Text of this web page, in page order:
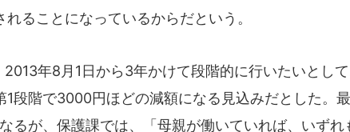
ることになっているからだという。
年8月1日から3年かけて段階的に行いたいとして
1段階で3000円ほどの減額になる見込みだとした。
るが、保護課では、「母親が働いていれば、いずれ